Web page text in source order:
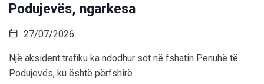
Podujevës, ngarkesa
27/07/2026
Një aksident trafiku ka ndodhur sot në fshatin Penuhë të
Podujevës, ku është përfshirë